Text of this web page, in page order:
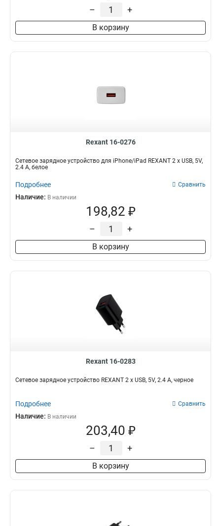
– +
В корзину
Rexant 16-0276
Сетевое зарядное устройство для iPhone/iPad REXANT 2 x USB, 5V,
2.4 A, белое
Подробнее Сравнить
Наличие: В наличии
198,82 ₽
– +
В корзину
Rexant 16-0283
Сетевое зарядное устройство REXANT 2 x USB, 5V, 2.4 A, черное
Подробнее Сравнить
Наличие: В наличии
203,40 ₽
– +
В корзину